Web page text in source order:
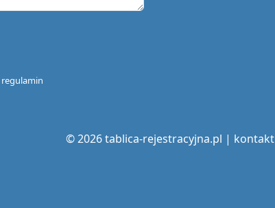
regulamin
© 2026 tablica-rejestracyjna.pl | kontakt